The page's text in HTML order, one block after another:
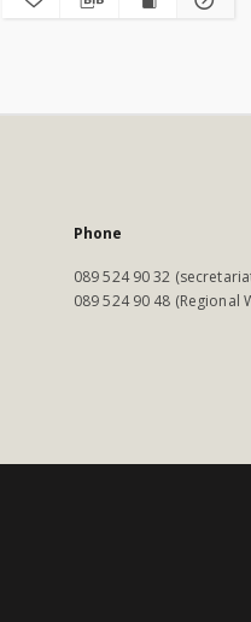
Phone
089 524 90 32
089 524 90 48 (Regional